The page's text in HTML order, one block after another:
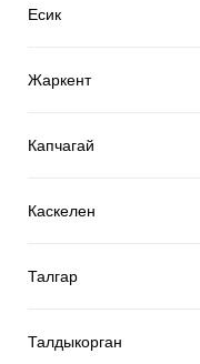
Есик
Жаркент
Капчагай
Каскелен
Талгар
Талдыкорган